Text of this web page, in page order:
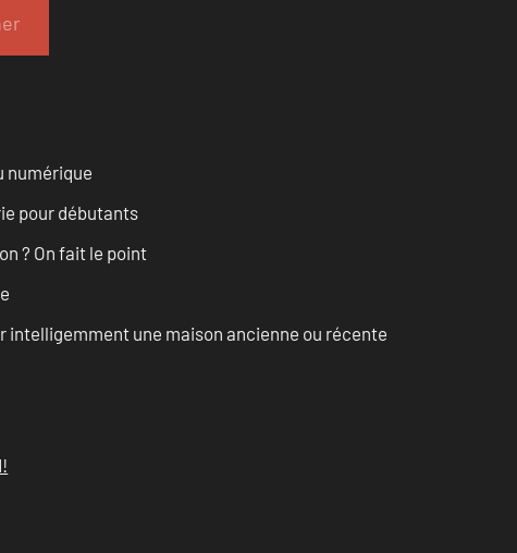
numérique
pour débutants
? On fait le point
intelligemment une maison ancienne ou récente